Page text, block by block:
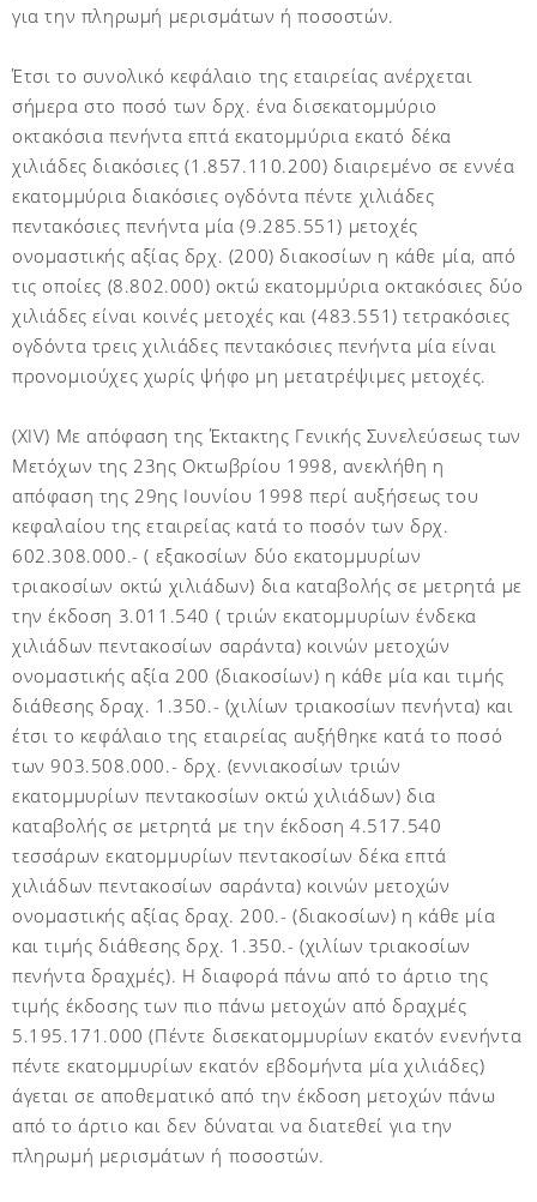
για την πληρωμή μερισμάτων ή ποσοστών.
Έτσι το συνολικό κεφάλαιο της εταιρείας ανέρχεται
σήμερα στο ποσό των δρχ. ένα δισεκατομμύριο
οκτακόσια πενήντα επτά εκατομμύρια εκατό δέκα
χιλιάδες διακόσιες (1.857.110.200) διαιρεμένο σε εννέα
εκατομμύρια διακόσιες ογδόντα πέντε χιλιάδες
πεντακόσιες πενήντα μία (9.285.551) μετοχές
ονομαστικής αξίας δρχ. (200) διακοσίων η κάθε μία, από
τις οποίες (8.802.000) οκτώ εκατομμύρια οκτακόσιες δύο
χιλιάδες είναι κοινές μετοχές και (483.551) τετρακόσιες
ογδόντα τρεις χιλιάδες πεντακόσιες πενήντα μία είναι
προνομιούχες χωρίς ψήφο μη μετατρέψιμες μετοχές.
(ΧΙV) Mε απόφαση της Έκτακτης Γενικής Συνελεύσεως των
Μετόχων της 23ης Οκτωβρίου 1998, ανεκλήθη η
απόφαση της 29ης Ιουνίου 1998 περί αυξήσεως του
κεφαλαίου της εταιρείας κατά το ποσόν των δρχ.
602.308.000.- ( εξακοσίων δύο εκατομμυρίων
τριακοσίων οκτώ χιλιάδων) δια καταβολής σε μετρητά με
την έκδοση 3.011.540 ( τριών εκατομμυρίων ένδεκα
χιλιάδων πεντακοσίων σαράντα) κοινών μετοχών
ονομαστικής αξία 200 (διακοσίων) η κάθε μία και τιμής
διάθεσης δραχ. 1.350.- (χιλίων τριακοσίων πενήντα) και
έτσι το κεφάλαιο της εταιρείας αυξήθηκε κατά το ποσό
των 903.508.000.- δρχ. (εννιακοσίων τριών
εκατομμυρίων πεντακοσίων οκτώ χιλιάδων) δια
καταβολής σε μετρητά με την έκδοση 4.517.540
τεσσάρων εκατομμυρίων πεντακοσίων δέκα επτά
χιλιάδων πεντακοσίων σαράντα) κοινών μετοχών
ονομαστικής αξίας δραχ. 200.- (διακοσίων) η κάθε μία
και τιμής διάθεσης δρχ. 1.350.- (χιλίων τριακοσίων
πενήντα δραχμές). Η διαφορά πάνω από το άρτιο της
τιμής έκδοσης των πιο πάνω μετοχών από δραχμές
5.195.171.000 (Πέντε δισεκατομμυρίων εκατόν ενενήντα
πέντε εκατομμυρίων εκατόν εβδομήντα μία χιλιάδες)
άγεται σε αποθεματικό από την έκδοση μετοχών πάνω
από το άρτιο και δεν δύναται να διατεθεί για την
πληρωμή μερισμάτων ή ποσοστών.